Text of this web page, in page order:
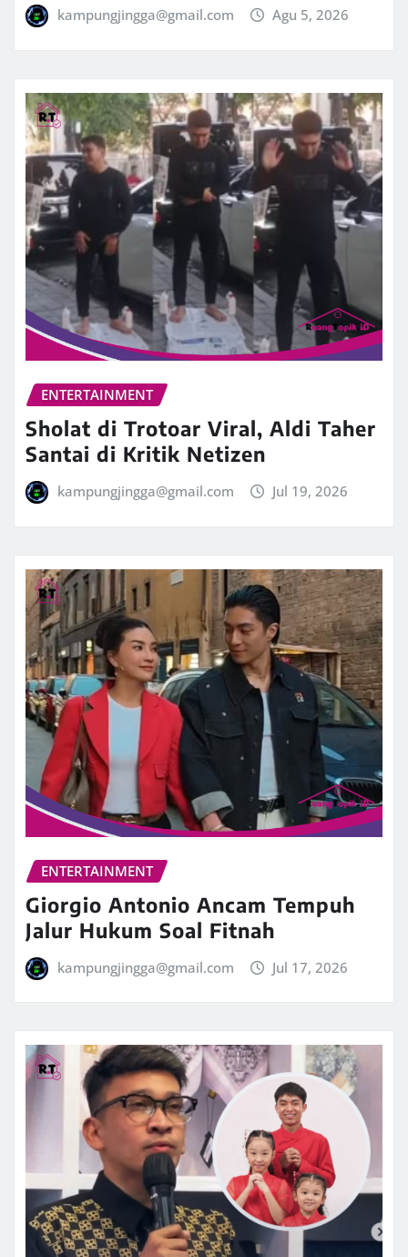
kampungjingga@gmail.com Agu 5, 2026
ENTERTAINMENT
Sholat di Trotoar Viral, Aldi Taher
Santai di Kritik Netizen
kampungjingga@gmail.com Jul 19, 2026
ENTERTAINMENT
Giorgio Antonio Ancam Tempuh
Jalur Hukum Soal Fitnah
kampungjingga@gmail.com Jul 17, 2026